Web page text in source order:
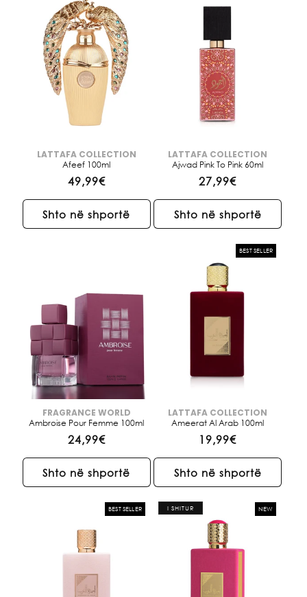
Brendi:
LATTAFA COLLECTION
Afeef 100ml
Çmimi
i
rregullt
49,99€
Shto në shportë
Brendi:
LATTAFA COLLECTION
Ajwad Pink To Pink 60ml
Çmimi
i
rregullt
27,99€
Shto në shportë
Brendi:
FRAGRANCE WORLD
Ambroise Pour Femme 100ml
Çmimi
i
rregullt
24,99€
Shto në shportë
BEST SELLER
Brendi:
LATTAFA COLLECTION
Ameerat Al Arab 100ml
Çmimi
i
rregullt
19,99€
Shto në shportë
BEST SELLER NEW
I SHITUR